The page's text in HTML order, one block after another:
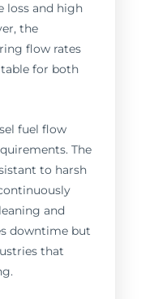
loss and high
the
flow rates
for both
fuel flow
The
to harsh
and
downtime but
that